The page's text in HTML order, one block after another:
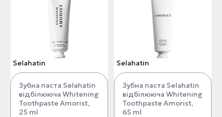
Selahatin
Зубна паста Selahatin
відбілююча Whitening
Toothpaste Amorist,
25 ml
Selahatin
Зубна паста Selahatin
відбілююча Whitening
Toothpaste Amorist,
65 ml